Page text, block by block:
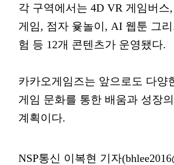
각 구역에서는 4D VR 게임버스
게임, 점자 윷놀이, AI 웹툰 그리
험 등 12개 콘텐츠가 운영됐다.
카카오게임즈는 앞으로도 다양
게임 문화를 통한 배움과 성장
계획이다.
NSP통신 이복현 기자